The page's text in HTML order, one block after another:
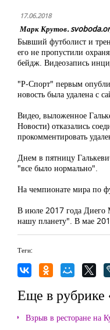
17.06.2018
Марк Крутов.
Бывший футболист и
его не пропустили
бейдж. Видеозапись
"Р-Спорт" первым
новость была удалена с
Видео, выложенное
Новости) отказались
прокомментировать
Днем в пятницу
"все было нормально".
На чемпионате мира по
В июле 2017 года Диего
нашу планету". В мае
Теги:
Еще в рубрике
Взрыв в ресторане на